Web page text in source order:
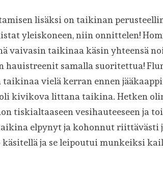
lisäksi on taikinan
yleiskoneen, niin onnittelen!
vaivasin taikinaa käsin yhteensä
hauistreenit samalla suoritettua!
vielä kerran ennen
kivikova littana taikina. Hetken
tiskialtaaseen vesihauteeseen ja
elpynyt ja kohonnut riittävästi
ja se leipoutui munkeiksi